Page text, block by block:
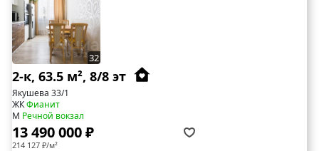
32
2-к, 63.5 м², 8/8 эт
Якушева 33/1
ЖКФианит
М Речной вокзал
13 490 000 ₽
214 127 ₽/м²